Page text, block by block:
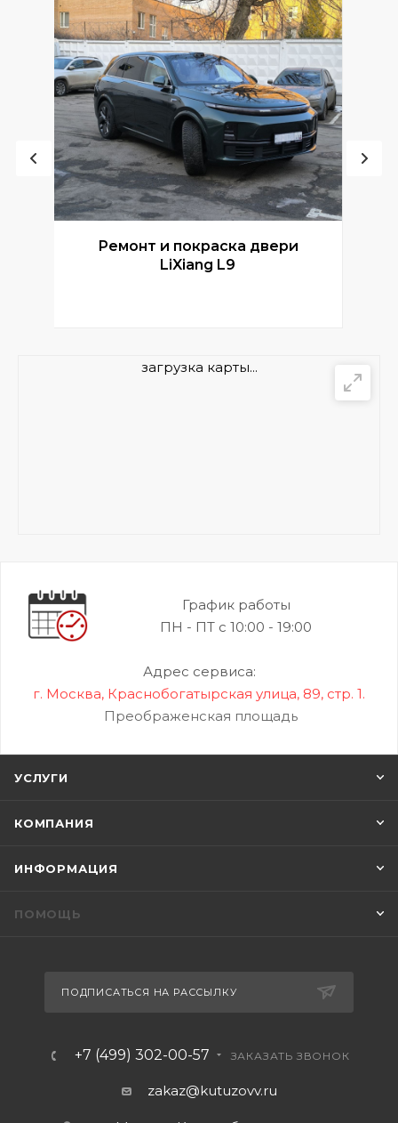
Ремонт и покраска двери
LiXiang L9
загрузка карты...
График работы
ПН - ПТ с 10:00 - 19:00
Адрес сервиса:
г. Москва, Краснобогатырская улица, 89, стр. 1.
Преображенская площадь
УСЛУГИ
КОМПАНИЯ
ИНФОРМАЦИЯ
ПОМОЩЬ
ПОДПИСАТЬСЯ НА РАССЫЛКУ
+7 (499) 302-00-57 ЗАКАЗАТЬ ЗВОНОК
zakaz@kutuzovv.ru